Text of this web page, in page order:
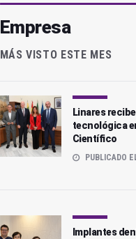
Empresa
MÁS VISTO ESTE MES
Linares
tecnológica
Científico
PUBLICADO
Implantes